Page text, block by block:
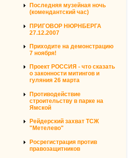
Последняя музейная ночь
(комендантский час)
ПРИГОВОР НЮРНБЕРГА
27.12.2007
Приходите на демонстрацию
7 ноября!
Проект РОССИЯ - что сказать
о законности митингов и
гуляния 26 марта
Противодействие
строительству в парке на
Ямской
Рейдерский захват ТСЖ
"Метелево"
Росрегистрация против
правозащитников